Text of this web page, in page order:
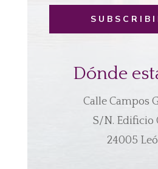
Dónde
Calle Campos
S/N. Edificio
24005